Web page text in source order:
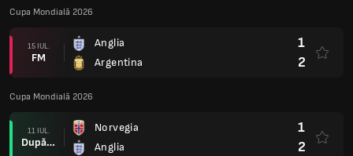
Cupa Mondială 2026
15 IUL.
FM
Anglia
Argentina
1
2
Cupa Mondială 2026
11 IUL.
După prel.
Norvegia
Anglia
1
2